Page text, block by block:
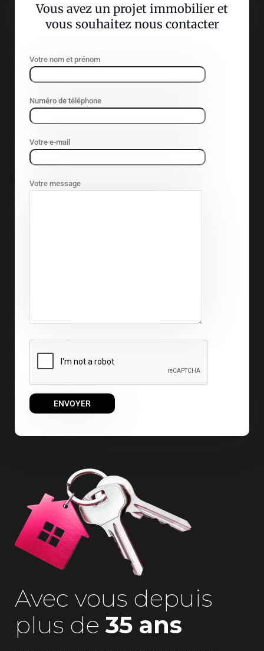
Vous avez un projet immobilier et
vous souhaitez nous contacter
Votre nom et prénom
Numéro de téléphone
Votre e-mail
Votre message
Avec vous depuis
plus de 35 ans